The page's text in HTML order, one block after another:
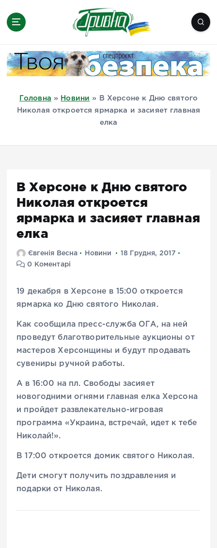
Миколаїв, Одеса, Мелітополь
Головна » Новини »
В Херсоне к Дню святого
Николая откроется ярмарка и засияет главная
елка
В Херсоне к Дню святого
Николая откроется
ярмарка и засияет главная
елка
Євгенія Весна Новини
18 Грудня, 2017
0 Коментарі
19 декабря в Херсоне в 15:00 откроется
ярмарка ко Дню святого Николая.
Как сообщила пресс-служба ОГА, на ней
проведут благотворительные аукционы от
мастеров Херсонщины и будут продавать
сувениры ручной работы.
А в 16:00 на пл. Свободы засияет
новогодними огнями главная елка Херсона
и пройдет развлекательно-игровая
программа «Украина, встречай, идет к тебе
Николай!».
В 17:00 откроется домик святого Николая.
Дети смогут получить поздравления и
подарки от Николая.